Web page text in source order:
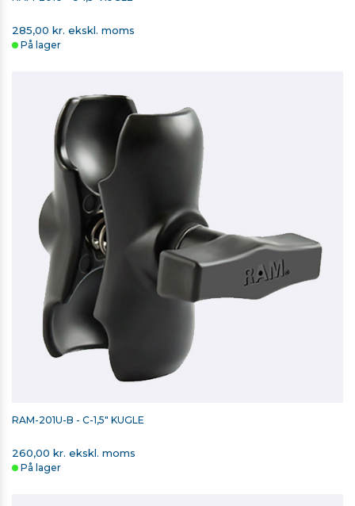
285,00 kr. ekskl. moms
På lager
RAM-201U-B - C-1,5" KUGLE
260,00 kr. ekskl. moms
På lager